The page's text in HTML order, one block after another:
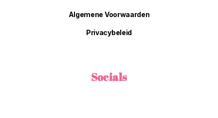
Algemene Voorwaarden
Privacybeleid
Socials